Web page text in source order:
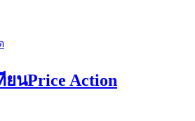
นPrice Action